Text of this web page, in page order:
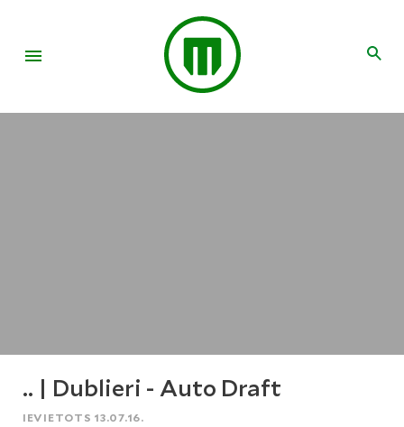
.. | Dublieri - Auto Draft
IEVIETOTS 13.07.16.